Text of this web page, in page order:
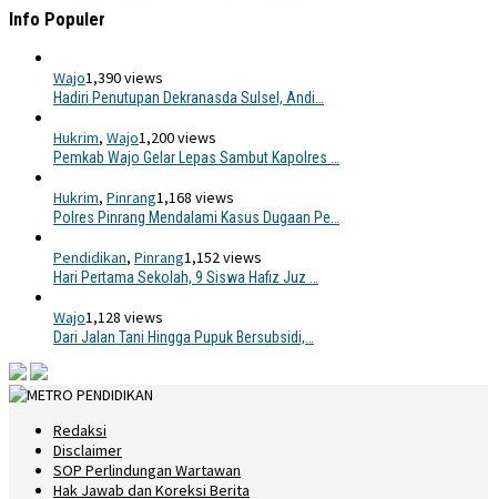
Info Populer
Wajo1,390 views
Hadiri Penutupan Dekranasda Sulsel, Andi…
Hukrim, Wajo1,200 views
Pemkab Wajo Gelar Lepas Sambut Kapolres …
Hukrim, Pinrang1,168 views
Polres Pinrang Mendalami Kasus Dugaan Pe…
Pendidikan, Pinrang1,152 views
Hari Pertama Sekolah, 9 Siswa Hafiz Juz …
Wajo1,128 views
Dari Jalan Tani Hingga Pupuk Bersubsidi,…
Redaksi
Disclaimer
SOP Perlindungan Wartawan
Hak Jawab dan Koreksi Berita